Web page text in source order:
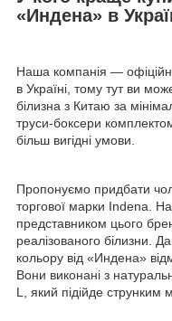
«Индена» в
Наша компанія —
в Україні, тому тут ви
білизна з Китаю за
труси-боксери
більш вигідні умови.
Пропонуємо придбати
торгової марки Indena.
представником цього
реалізованого білизни.
кольору від «Индена»
Вони виконані з
L, який підійде